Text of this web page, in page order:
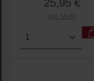
Regulärer
25,95 €
Inkl. MwSt
Produkt Anzahl: